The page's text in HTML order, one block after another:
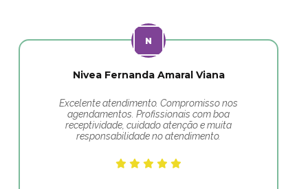
Nivea Fernanda Amaral Viana
Excelente atendimento. Compromisso nos
agendamentos. Profissionais com boa
receptividade, cuidado atenção e muita
responsabilidade no atendimento.